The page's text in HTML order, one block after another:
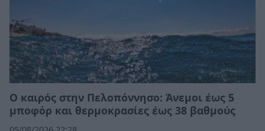
Ο καιρός στην Πελοπόννησο: Άνεμοι έως 5
μποφόρ και θερμοκρασίες έως 38 βαθμούς